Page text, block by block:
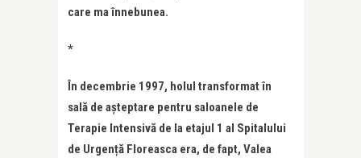
care ma înnebunea.
*
În decembrie 1997, holul transformat în
sală de așteptare pentru saloanele de
Terapie Intensivă de la etajul 1 al Spitalului
de Urgență Floreasca era, de fapt, Valea